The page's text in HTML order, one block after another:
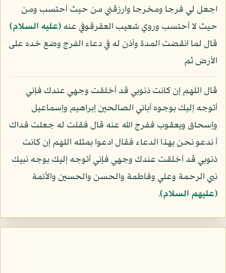
اجعل لي فرجا ومخرجا وارزقني من حيث أحتسب ومن
حيث لا أحتسب وروي شعيب العقرقوفي عنه(عليه السلام)
قال لما انقضت المدة وأذن له في دعاء الفرج وضع خده على
الأرض ثم
قال اللهم إن كانت ذنوبي قد أخلقت وجهي عندك فإني
أتوجه إليك بوجوه آبائي الصالحين إبراهيم وإسماعيل
وإسحاق ويعقوب ففرج الله عنه قال فقلت له جعلت فداك
أ ندعو نحن بهذا الدعاء فقال ادعوا بمثله اللهم إن كانت
ذنوبي قد أخلقت عندك وجهي فإني أتوجه إليك بوجه نبيك
نبي الرحمة وعلي وفاطمة والحسن والحسين والأئمة
(عليهم السلام).